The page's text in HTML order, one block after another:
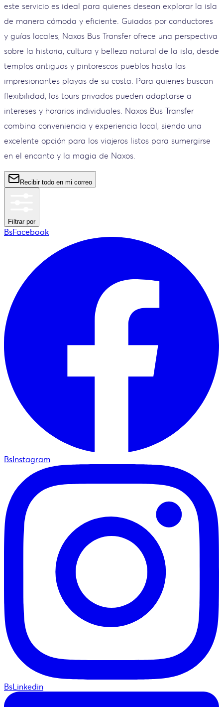
este servicio es ideal para quienes desean explorar la isla
de manera cómoda y eficiente. Guiados por conductores
y guías locales, Naxos Bus Transfer ofrece una perspectiva
sobre la historia, cultura y belleza natural de la isla, desde
templos antiguos y pintorescos pueblos hasta las
impresionantes playas de su costa. Para quienes buscan
flexibilidad, los tours privados pueden adaptarse a
intereses y horarios individuales. Naxos Bus Transfer
combina conveniencia y experiencia local, siendo una
excelente opción para los viajeros listos para sumergirse
en el encanto y la magia de Naxos.
Recibir todo en mi correo
Filtrar por
BsFacebook
BsInstagram
BsLinkedin